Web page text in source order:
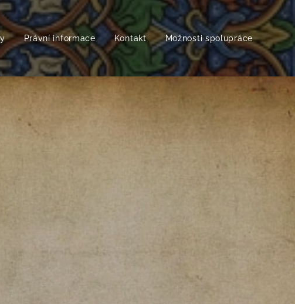
Právní informace Kontakt Možnosti spolupráce